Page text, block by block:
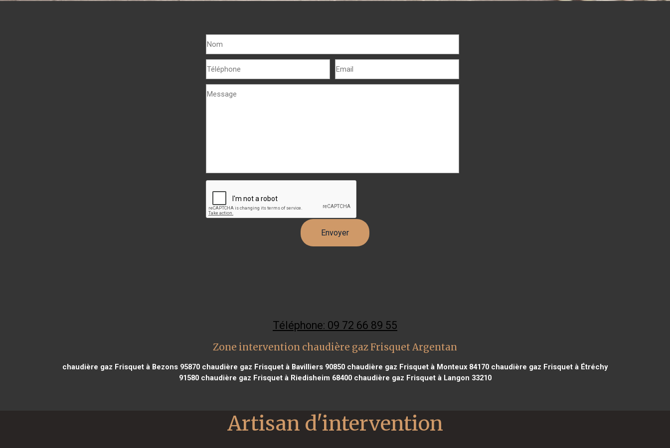
Téléphone: 09 72 66 89 55
Zone intervention chaudière gaz Frisquet Argentan
chaudière gaz Frisquet à Bezons 95870 chaudière gaz Frisquet à Bavilliers 90850 chaudière gaz Frisquet à Monteux 84170 chaudière gaz Frisquet à Étréchy
91580chaudière gaz Frisquet à Riedisheim 68400chaudière gaz Frisquet à Langon 33210
Artisan d'intervention